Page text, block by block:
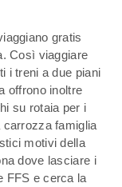
gratis
Così viaggiare
i treni a due piani
offrono inoltre
su rotaia per i
carrozza famiglia
motivi della
dove lasciare i
FFS e cerca la